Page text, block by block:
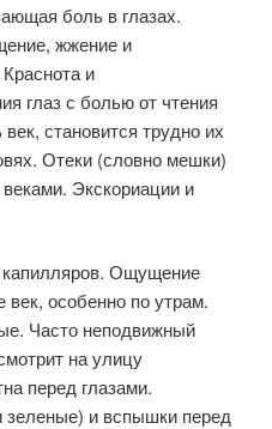
боль в глазах.
жжение и
и
глаз с болью от чтения
становится трудно их
Отеки (словно мешки)
Экскориации и
Ощущение
особенно по утрам.
Часто неподвижный
на улицу
перед глазами.
и вспышки перед